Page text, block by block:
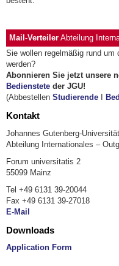
Mail-Verteiler Abteilung
Sie wollen regelmäßig rund
werden?
Abonnieren Sie jetzt unsere
Bedienstete der JGU!
(Abbestellen Studierende
Kontakt
Johannes Gutenberg-
Abteilung Internationales –
Forum universitatis 2
55099 Mainz
Tel +49 6131 39-20044
Fax +49 6131 39-27018
E-Mail
Downloads
Application Form